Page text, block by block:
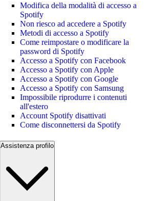
Modifica della modalità di accesso a
Spotify
Non riesco ad accedere a Spotify
Metodi di accesso a Spotify
Come reimpostare o modificare la
password di Spotify
Accesso a Spotify con Facebook
Accesso a Spotify con Apple
Accesso a Spotify con Google
Accesso a Spotify con Samsung
Impossibile riprodurre i contenuti
all'estero
Account Spotify disattivati
Come disconnettersi da Spotify
Assistenza profilo